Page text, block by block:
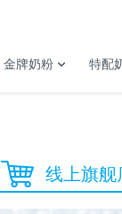
金牌奶粉 特配
线上旗舰